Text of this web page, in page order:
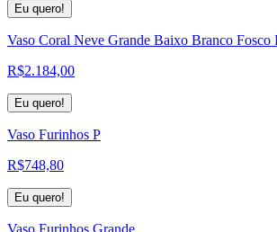
Eu quero!
Vaso Coral Neve Grande Baixo Branco Fosco
R$2.184,00
Eu quero!
Vaso Furinhos P
R$748,80
Eu quero!
Vaso Furinhos Grande